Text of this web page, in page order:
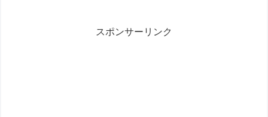
スポンサーリンク